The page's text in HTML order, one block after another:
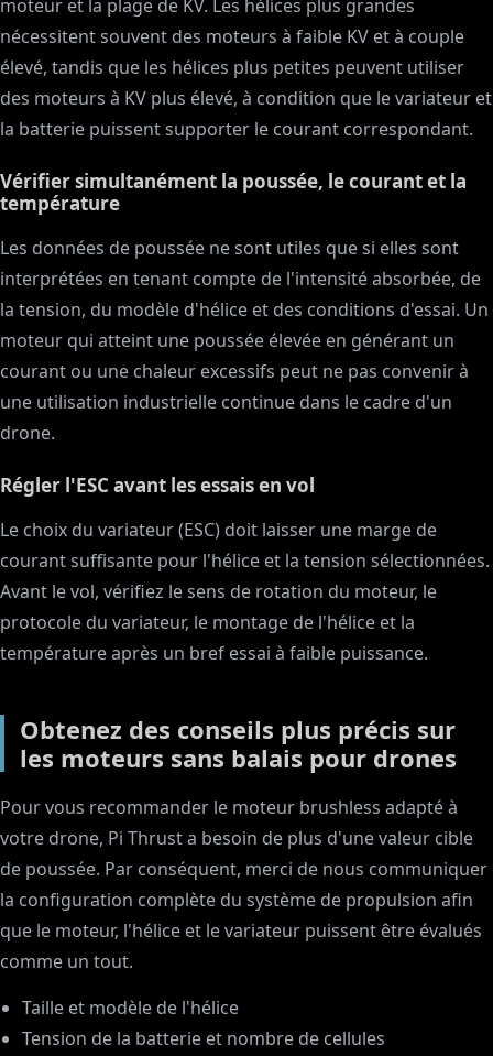
moteur et la plage de KV. Les hélices plus grandes
nécessitent souvent des moteurs à faible KV et à couple
élevé, tandis que les hélices plus petites peuvent utiliser
des moteurs à KV plus élevé, à condition que le variateur et
la batterie puissent supporter le courant correspondant.
Vérifier simultanément la poussée, le courant et la
température
Les données de poussée ne sont utiles que si elles sont
interprétées en tenant compte de l'intensité absorbée, de
la tension, du modèle d'hélice et des conditions d'essai. Un
moteur qui atteint une poussée élevée en générant un
courant ou une chaleur excessifs peut ne pas convenir à
une utilisation industrielle continue dans le cadre d'un
drone.
Régler l'ESC avant les essais en vol
Le choix du variateur (ESC) doit laisser une marge de
courant suffisante pour l'hélice et la tension sélectionnées.
Avant le vol, vérifiez le sens de rotation du moteur, le
protocole du variateur, le montage de l'hélice et la
température après un bref essai à faible puissance.
Obtenez des conseils plus précis sur
les moteurs sans balais pour drones
Pour vous recommander le moteur brushless adapté à
votre drone, Pi Thrust a besoin de plus d'une valeur cible
de poussée. Par conséquent, merci de nous communiquer
la configuration complète du système de propulsion afin
que le moteur, l'hélice et le variateur puissent être évalués
comme un tout.
Taille et modèle de l'hélice
Tension de la batterie et nombre de cellules